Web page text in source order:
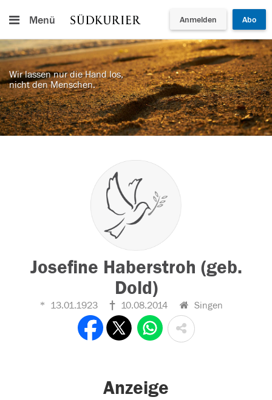
Menü Anmelden Abo
Wir lassen nur die Hand los,
nicht den Menschen.
Josefine Haberstroh (geb.
Dold)
13.01.1923 10.08.2014 Singen
Anzeige